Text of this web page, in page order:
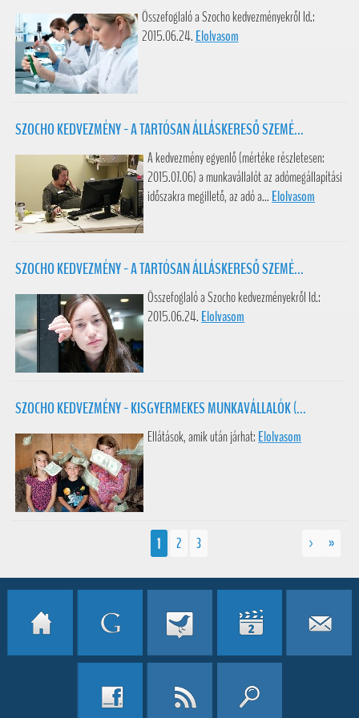
Összefoglaló a Szocho kedvezményekről ld.:
2015.06.24. Elolvasom
SZOCHO KEDVEZMÉNY - A TARTÓSAN ÁLLÁSKERESŐ SZEMÉ...
A kedvezmény egyenlő (mértéke részletesen:
2015.07.06) a munkavállalót az adómegállapítási
időszakra megillető, az adó a... Elolvasom
SZOCHO KEDVEZMÉNY - A TARTÓSAN ÁLLÁSKERESŐ SZEMÉ...
Összefoglaló a Szocho kedvezményekről ld.:
2015.06.24. Elolvasom
SZOCHO KEDVEZMÉNY - KISGYERMEKES MUNKAVÁLLALÓK (...
Ellátások, amik után járhat: Elolvasom
1 2 3 > »